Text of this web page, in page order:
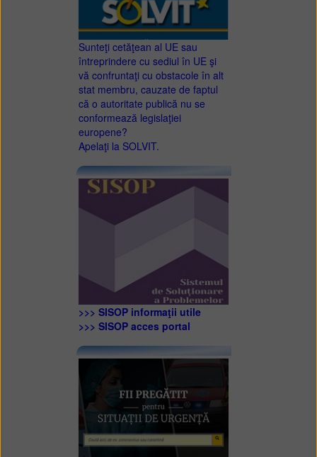
Sunteţi cetăţean al UE sau
întreprindere cu sediul în UE şi
vă confruntaţi cu obstacole în alt
stat membru, cauzate de faptul
că o autoritate publică nu se
conformează legislaţiei
europene?
Apelaţi la SOLVIT.
>>> SISOP informaţii utile
>>> SISOP acces portal